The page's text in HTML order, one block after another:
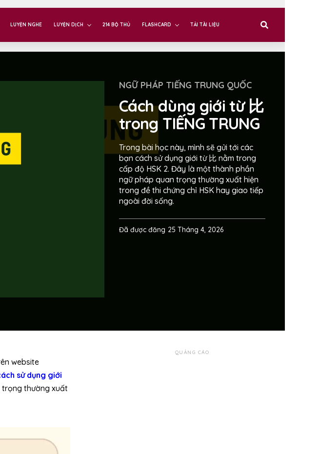
LUYỆN NGHE LUYỆN DỊCH 214 BỘ THỦ FLASHCARD TẢI TÀI LIỆU
NGỮ PHÁP TIẾNG TRUNG QUỐC
Cách dùng giới từ 比
trong TIẾNG TRUNG
Trong bài học này, mình sẽ gửi tới các
bạn cách sử dụng giới từ 比 nằm trong
cấp độ HSK 2. Đây là một thành phần
ngữ pháp quan trọng thường xuất hiện
trong đề thi chứng chỉ HSK hay giao tiếp
ngoài đời sống.
Đã được đăng 25 Tháng 4, 2026
website
sử dụng giới
thường xuất
QUẢNG CÁO